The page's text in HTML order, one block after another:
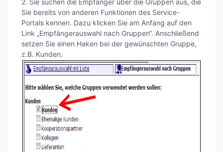
Sie bereits von anderen Funktionen des Service-
Portals kennen. Dazu klicken Sie am Anfang auf den
Link „Empfängerauswahl nach Gruppen“. Anschließend
setzen Sie einen Haken bei der gewünschten Gruppe,
z.B. Kunden.